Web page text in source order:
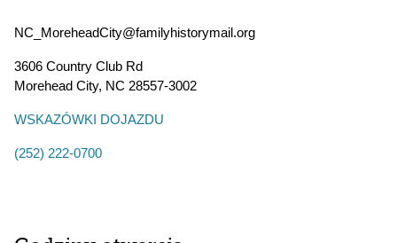
NC_MoreheadCity@familyhistorymail.org
3606 Country Club Rd
Morehead City, NC 28557-3002
WSKAZÓWKI DOJAZDU
(252) 222-0700